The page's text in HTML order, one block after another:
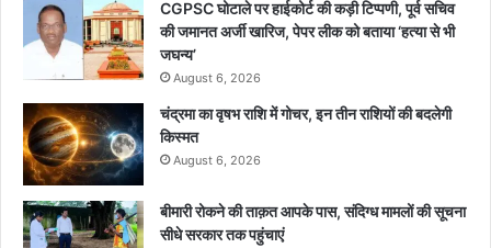
CGPSC घोटाले पर हाईकोर्ट की कड़ी टिप्पणी, पूर्व सचिव
की जमानत अर्जी खारिज, पेपर लीक को बताया ‘हत्या से भी
जघन्य’
August 6, 2026
चंद्रमा का वृषभ राशि में गोचर, इन तीन राशियों की बदलेगी
किस्मत
August 6, 2026
बीमारी रोकने की ताक़त आपके पास, संदिग्ध मामलों की सूचना
सीधे सरकार तक पहुंचाएं